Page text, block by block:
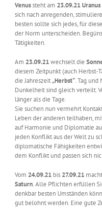
Venussteht am 23.09.21
sich nach anregenden,
besten sollte sich jedes, für
der Norm unterscheiden.
Tätigkeiten.
Am 23.09.21wechselt die
diesem Zeitpunkt (auch
die Jahreszeit„Herbst“. Tag und
Dunkelheit sind gleich verteilt.
länger als die Tage.
Sie suchen nun vermehrt
Leben der anderen teilhaben,
auf Harmonie und Diplomatie
jeden Konflikt aus der Welt zu
diplomatische Fähigkeiten
dem Konflikt und passen sich
Vom 24.09.21 bis 27.09.21 macht
Saturn. Alle Pflichten erfüllen
denkbar besten Umständen
gut belohnt werden. Eine gute